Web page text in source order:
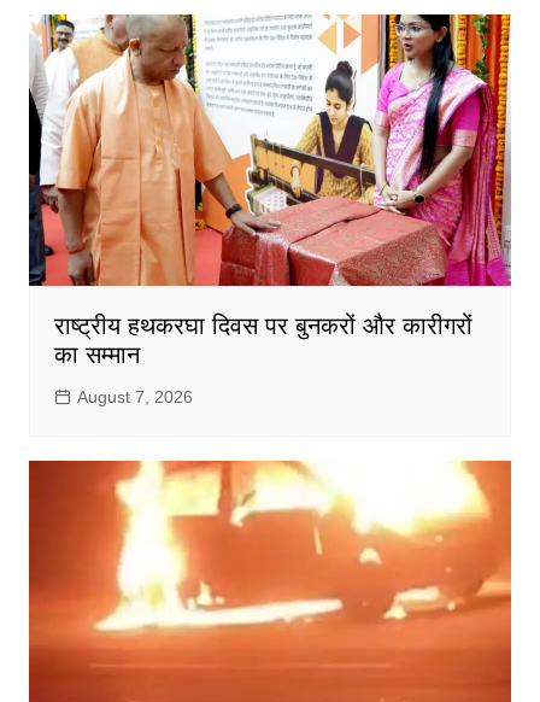
राष्ट्रीय हथकरघा दिवस पर बुनकरों और कारीगरों
का सम्मान
August 7, 2026